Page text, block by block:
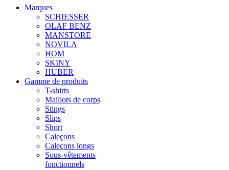
Marques
SCHIESSER
OLAF BENZ
MANSTORE
NOVILA
HOM
SKINY
HUBER
Gamme de produits
T-shirts
Maillots de corps
Stings
Slips
Short
Caleçons
Caleçons longs
Sous-vêtements
fonctionnels